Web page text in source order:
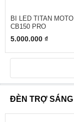
BI LED TITAN MOTO
CB150 PRO
5.000.000 ₫
ĐÈN TRỢ SÁNG